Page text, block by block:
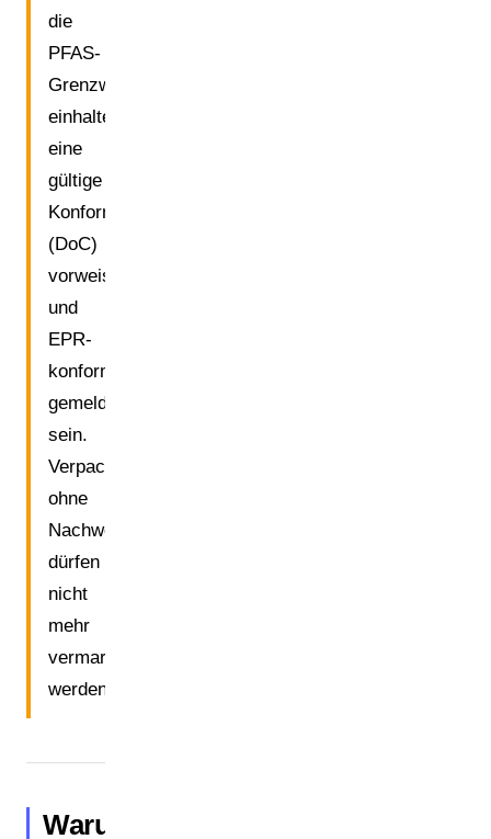
die
PFAS-
Grenzwerte
einhalten,
eine
gültige
Konformitätserklärung
(DoC)
vorweisen
und
EPR-
konform
gemeldet
sein.
Verpackungen
ohne
Nachweis
dürfen
nicht
mehr
vermarktet
werden.
Warum